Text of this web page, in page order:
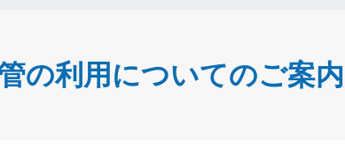
の利用についてのご案内